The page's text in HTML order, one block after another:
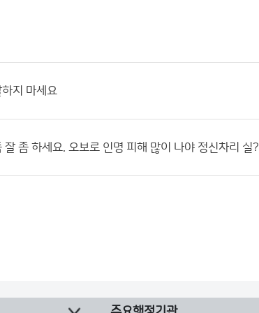
지 마세요
잘 좀 하세요. 오보로 인명 피해 많이 나야 정신차리 실?